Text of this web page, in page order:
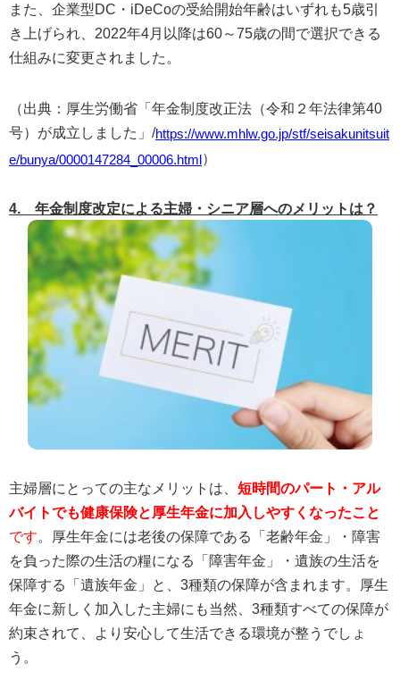
また、企業型DC・iDeCoの受給開始年齢はいずれも5歳引
き上げられ、2022年4月以降は60～75歳の間で選択できる
仕組みに変更されました。
（出典：厚生労働省「年金制度改正法（令和２年法律第40
号）が成立しました」/https://www.mhlw.go.jp/stf/seisakunitsuit
e/bunya/0000147284_00006.html）
4. 年金制度改定による主婦・シニア層へのメリットは？
主婦層にとっての主なメリットは、 短時間のパート・アル
バイトでも健康保険と厚生年金に加入しやすくなったこと
です。厚生年金には老後の保障である「老齢年金」・障害
を負った際の生活の糧になる「障害年金」・遺族の生活を
保障する「遺族年金」と、3種類の保障が含まれます。厚生
年金に新しく加入した主婦にも当然、3種類すべての保障が
約束されて、より安心して生活できる環境が整うでしょ
う。